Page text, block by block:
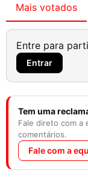
Mais votados
Entre para
Entrar
Tem uma
Fale direto com a
comentários.
Fale com a